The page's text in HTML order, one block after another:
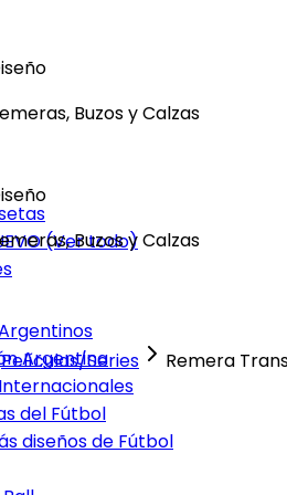
Buzos y Calzas
(Ver todo)
Argentina
del Fútbol
diseños de Fútbol
Buzos y Calzas
Películas/Series Remera